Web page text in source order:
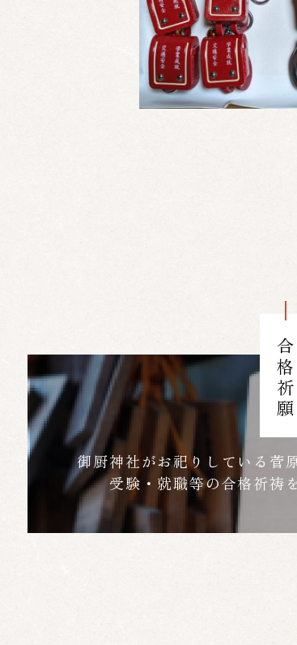
合格祈願
御厨神社がお祀りしている菅
受験・就職等の合格祈祷